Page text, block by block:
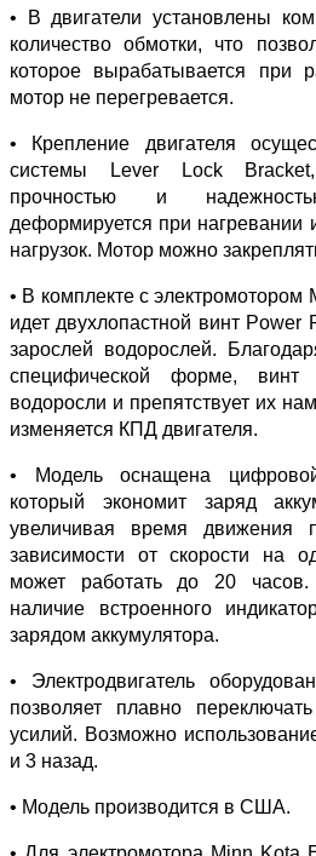
• В двигатели установлены
количество обмотки, что
которое вырабатывается при
мотор не перегревается.
• Крепление двигателя
системы Lever Lock Bracket,
прочностью и
деформируется при нагревании
нагрузок. Мотор можно
• В комплекте с электромотором
идет двухлопастной винт Power
зарослей водорослей.
специфической форме, винт
водоросли и препятствует их
изменяется КПД двигателя.
• Модель оснащена
который экономит заряд
увеличивая время
зависимости от скорости на
может работать до 20 часов.
наличие встроенного
зарядом аккумулятора.
• Электродвигатель
позволяет плавно
усилий. Возможно
и 3 назад.
• Модель производится в США.